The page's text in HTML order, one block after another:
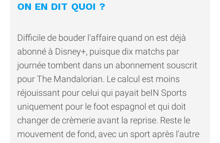
ON EN DIT QUOI ?
Difficile de bouder l'affaire quand on est déjà
abonné à Disney+, puisque dix matchs par
journée tombent dans un abonnement souscrit
pour The Mandalorian. Le calcul est moins
réjouissant pour celui qui payait beIN Sports
uniquement pour le foot espagnol et qui doit
changer de crèmerie avant la reprise. Reste le
mouvement de fond, avec un sport après l'autre